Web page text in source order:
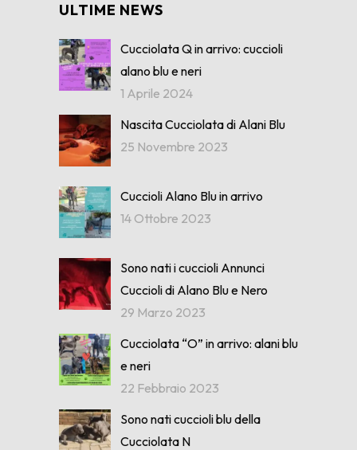
ULTIME NEWS
Cucciolata Q in arrivo: cuccioli
alano blu e neri
1 Aprile 2024
Nascita Cucciolata di Alani Blu
25 Novembre 2023
Cuccioli Alano Blu in arrivo
14 Ottobre 2023
Sono nati i cuccioli Annunci
Cuccioli di Alano Blu e Nero
29 Marzo 2023
Cucciolata “O” in arrivo: alani blu
e neri
22 Febbraio 2023
Sono nati cuccioli blu della
Cucciolata N